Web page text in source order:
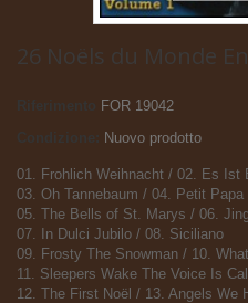
26 Noëls du Monde
Riferimento
FOR 19042
Nuovo prodotto
01. Frohlich Weihnacht / 02. Es Ist
03. Oh Tannebaum / 04. Petit Papa
05. The Bells of St. Marys / 06.
07. In Dulci Jubilo / 08. Siciliano
09. Frosty The Snowman / 10.
11. Sleepers Wake The Voice Is
12. The First Noël / 13. Angels We